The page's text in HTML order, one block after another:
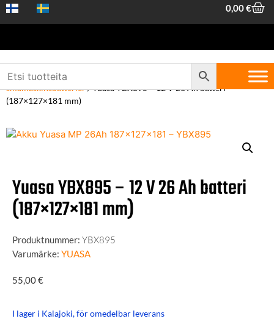
0,00€
Hem /Fordonstillbehör
småmaskinsbatterier/ Yuasa YBX895 – 12 V 26 Ah batteri
(187×127×181 mm)
Yuasa YBX895 – 12 V 26 Ah batteri
(187×127×181 mm)
Produktnummer: YBX895
Varumärke: YUASA
55,00€
I lager i Kalajoki, för omedelbar leverans